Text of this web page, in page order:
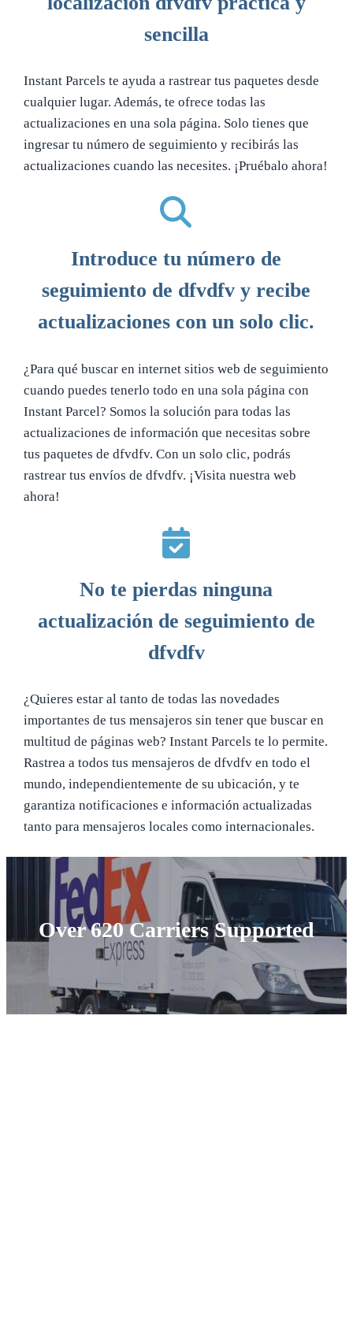
sencilla
Instant Parcels te ayuda a rastrear tus paquetes desde
cualquier lugar. Además, te ofrece todas las
actualizaciones en una sola página. Solo tienes que
ingresar tu número de seguimiento y recibirás las
actualizaciones cuando las necesites. ¡Pruébalo ahora!
Introduce tu número de
seguimiento de dfvdfv y recibe
actualizaciones con un solo clic.
¿Para qué buscar en internet sitios web de seguimiento
cuando puedes tenerlo todo en una sola página con
Instant Parcel? Somos la solución para todas las
actualizaciones de información que necesitas sobre
tus paquetes de dfvdfv. Con un solo clic, podrás
rastrear tus envíos de dfvdfv. ¡Visita nuestra web
ahora!
No te pierdas ninguna
actualización de seguimiento de
dfvdfv
¿Quieres estar al tanto de todas las novedades
importantes de tus mensajeros sin tener que buscar en
multitud de páginas web? Instant Parcels te lo permite.
Rastrea a todos tus mensajeros de dfvdfv en todo el
mundo, independientemente de su ubicación, y te
garantiza notificaciones e información actualizadas
tanto para mensajeros locales como internacionales.
Over 620 Carriers Supported